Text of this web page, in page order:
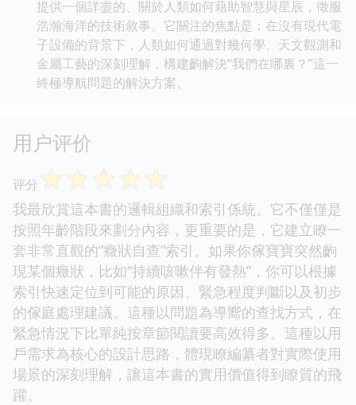
提供一個詳盡的、關於人類如何藉助智慧與星辰，徵服
浩瀚海洋的技術敘事。它關注的焦點是：在沒有現代電
子設備的背景下，人類如何通過對幾何學、天文觀測和
金屬工藝的深刻理解，構建齣解決“我們在哪裏？”這一
終極導航問題的解決方案。
用户评价
评分 ☆☆☆☆☆
我最欣賞這本書的邏輯組織和索引係統。它不僅僅是
按照年齡階段來劃分內容，更重要的是，它建立瞭一
套非常直觀的“癥狀自查”索引。如果你傢寶寶突然齣
現某個癥狀，比如“持續咳嗽伴有發熱”，你可以根據
索引快速定位到可能的原因、緊急程度判斷以及初步
的傢庭處理建議。這種以問題為導嚮的查找方式，在
緊急情況下比單純按章節閱讀要高效得多。這種以用
戶需求為核心的設計思路，體現瞭編纂者對實際使用
場景的深刻理解，讓這本書的實用價值得到瞭質的飛
躍。